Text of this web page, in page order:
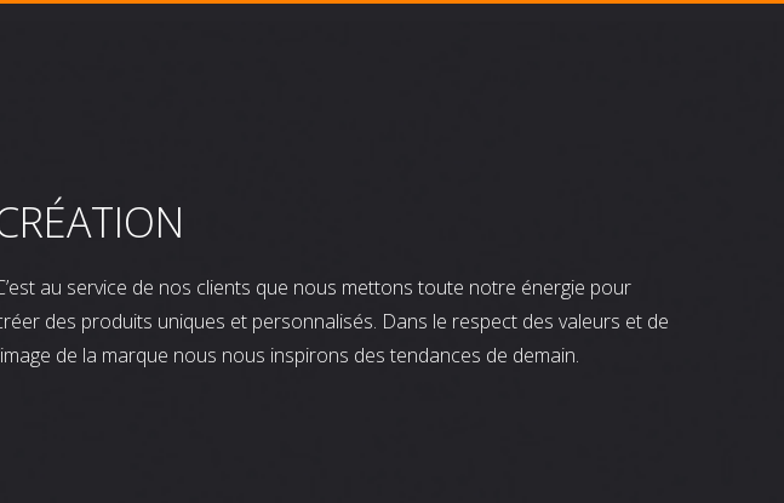
au service de nos clients que nous mettons toute notre énergie pour
des produits uniques et personnalisés. Dans le respect des valeurs et de
de la marque nous nous inspirons des tendances de demain.